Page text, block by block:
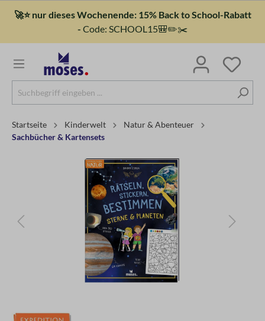
🚀⭐ nur dieses Wochenende: 15% Back to School-Rabatt
- Code: SCHOOL15🎒✏️✂️
Startseite Kinderwelt
Natur & Abenteuer
Sachbücher & Kartensets